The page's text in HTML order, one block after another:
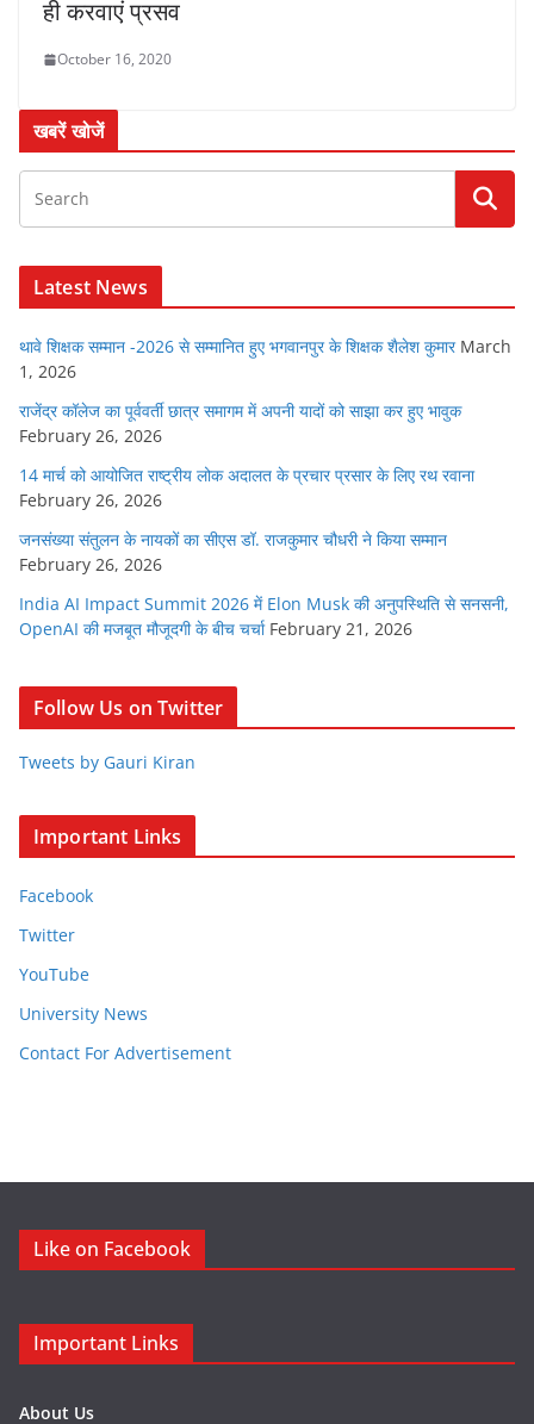
ही करवाएं प्रसव
October 16, 2020
खबरें खोजें
Latest News
थावे शिक्षक सम्मान -2026 से सम्मानित हुए भगवानपुर के शिक्षक शैलेश कुमार March
1, 2026
राजेंद्र कॉलेज का पूर्ववर्ती छात्र समागम में अपनी यादों को साझा कर हुए भावुक
February 26, 2026
14 मार्च को आयोजित राष्ट्रीय लोक अदालत के प्रचार प्रसार के लिए रथ रवाना
February 26, 2026
जनसंख्या संतुलन के नायकों का सीएस डॉ. राजकुमार चौधरी ने किया सम्मान
February 26, 2026
India AI Impact Summit 2026 में Elon Musk की अनुपस्थिति से सनसनी,
OpenAI की मजबूत मौजूदगी के बीच चर्चा February 21, 2026
Follow Us on Twitter
Tweets by Gauri Kiran
Important Links
Facebook
Twitter
YouTube
University News
Contact For Advertisement
Like on Facebook
Important Links
About Us